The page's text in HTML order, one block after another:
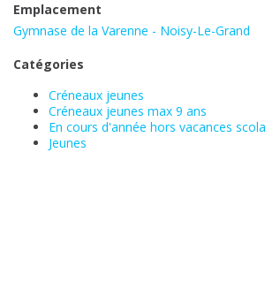
Emplacement
Gymnase de la Varenne - Noisy-Le-Grand
Catégories
Créneaux jeunes
Créneaux jeunes max 9 ans
En cours d'année hors vacances
Jeunes